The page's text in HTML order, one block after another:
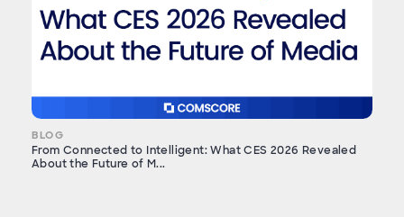
BLOG
From Connected to Intelligent: What CES 2026 Revealed
About the Future of M...